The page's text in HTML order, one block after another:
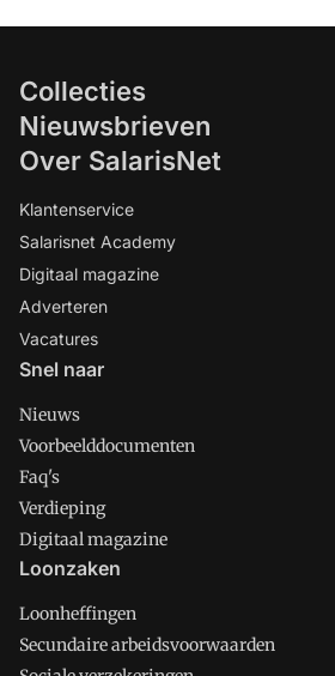
Collecties
Nieuwsbrieven
Over SalarisNet
Klantenservice
Salarisnet Academy
Digitaal magazine
Adverteren
Vacatures
Snel naar
Nieuws
Voorbeelddocumenten
Faq's
Verdieping
Digitaal magazine
Loonzaken
Loonheffingen
Secundaire arbeidsvoorwaarden